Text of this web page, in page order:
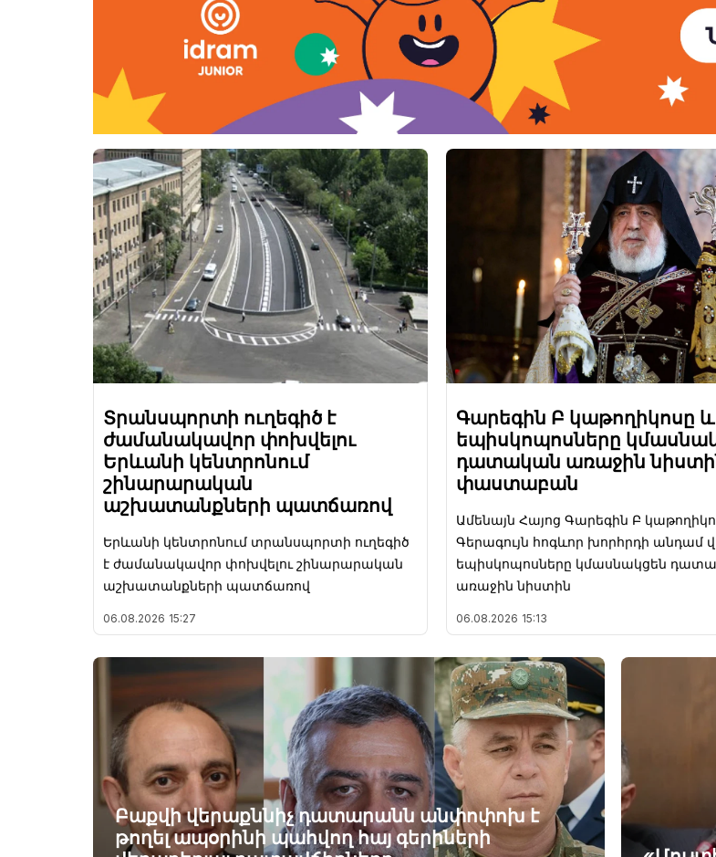
Տրանսպորտի ուղեգիծ է
ժամանակավոր փոխվելու
Երևանի կենտրոնում
շինարարական
աշխատանքների պատճառով
Երևանի կենտրոնում տրանսպորտի ուղեգիծ
է ժամանակավոր փոխվելու շինարարական
աշխատանքների պատճառով
06.08.2026 15:27
Գարեգին Բ կաթողիկոսը և
եպիսկոպոսները
դատական առաջին
փաստաբան
Ամենայն Հայոց Գարեգին Բ
Գերագույն հոգևոր խորհրդի անդամ
եպիսկոպոսները կմասնակցեն
առաջին նիստին
06.08.2026 15:13
Բաքվի վերաքննիչ դատարանն անփոփոխ է
թողել ապօրինի պահվող հայ գերիների